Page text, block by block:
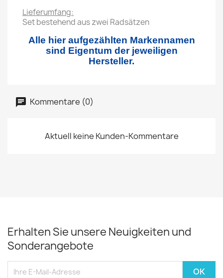
Lieferumfang:
Set bestehend aus zwei Radsätzen
Alle hier aufgezählten Markennamen
sind Eigentum der jeweiligen
Hersteller.
Kommentare (0)
Aktuell keine Kunden-Kommentare
Erhalten Sie unsere Neuigkeiten und
Sonderangebote